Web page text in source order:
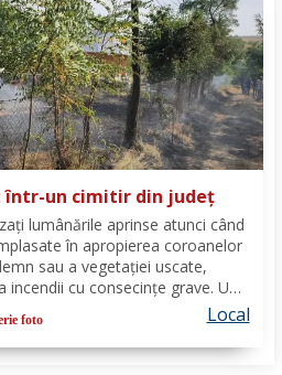
într-un cimitir din județ
lumânările aprinse atunci când
în apropierea coroanelor
sau a vegetației uscate,
incendii cu consecințe grave. Un
a produs ieri, în cimitirul din
foto Local